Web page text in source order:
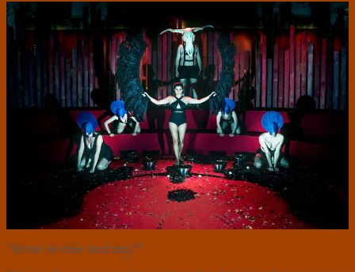
”Hvem vil elske med mig?”